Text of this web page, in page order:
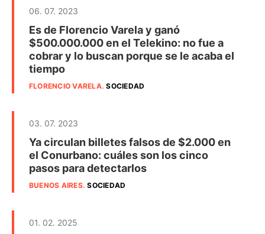
06. 07. 2023
Es de Florencio Varela y ganó
$500.000.000 en el Telekino: no fue a
cobrar y lo buscan porque se le acaba el
tiempo
FLORENCIO VARELA.SOCIEDAD
03. 07. 2023
Ya circulan billetes falsos de $2.000 en
el Conurbano: cuáles son los cinco
pasos para detectarlos
BUENOS AIRES.SOCIEDAD
01. 02. 2025